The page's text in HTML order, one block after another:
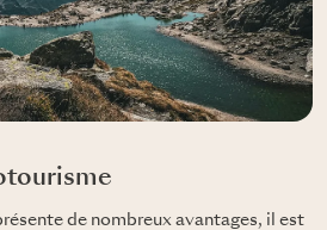
de nombreux avantages, il est